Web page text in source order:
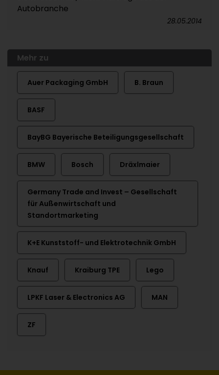
Autobranche
28.05.2014
Mehr zu
Auer Packaging GmbH B. Braun
BASF
BayBG Bayerische Beteiligungsgesellschaft
BMW Bosch Dräxlmaier
Germany Trade and Invest – Gesellschaft
für Außenwirtschaft und
Standortmarketing
K+E Kunststoff- und Elektrotechnik GmbH
Knauf Kraiburg TPE Lego
LPKF Laser & Electronics AG MAN
ZF